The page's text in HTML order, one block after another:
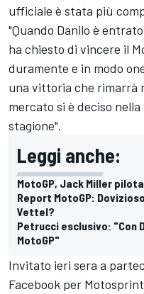
ufficiale è stata più
"Quando Danilo è
ha chiesto di vincere il
duramente e in modo
una vittoria che rimarrà
mercato si è deciso
stagione".
Leggi anche:
MotoGP, Jack Miller
Report MotoGP:
Vettel?
Petrucci esclusivo: "Con
MotoGP"
Invitato ieri sera a
Facebook per